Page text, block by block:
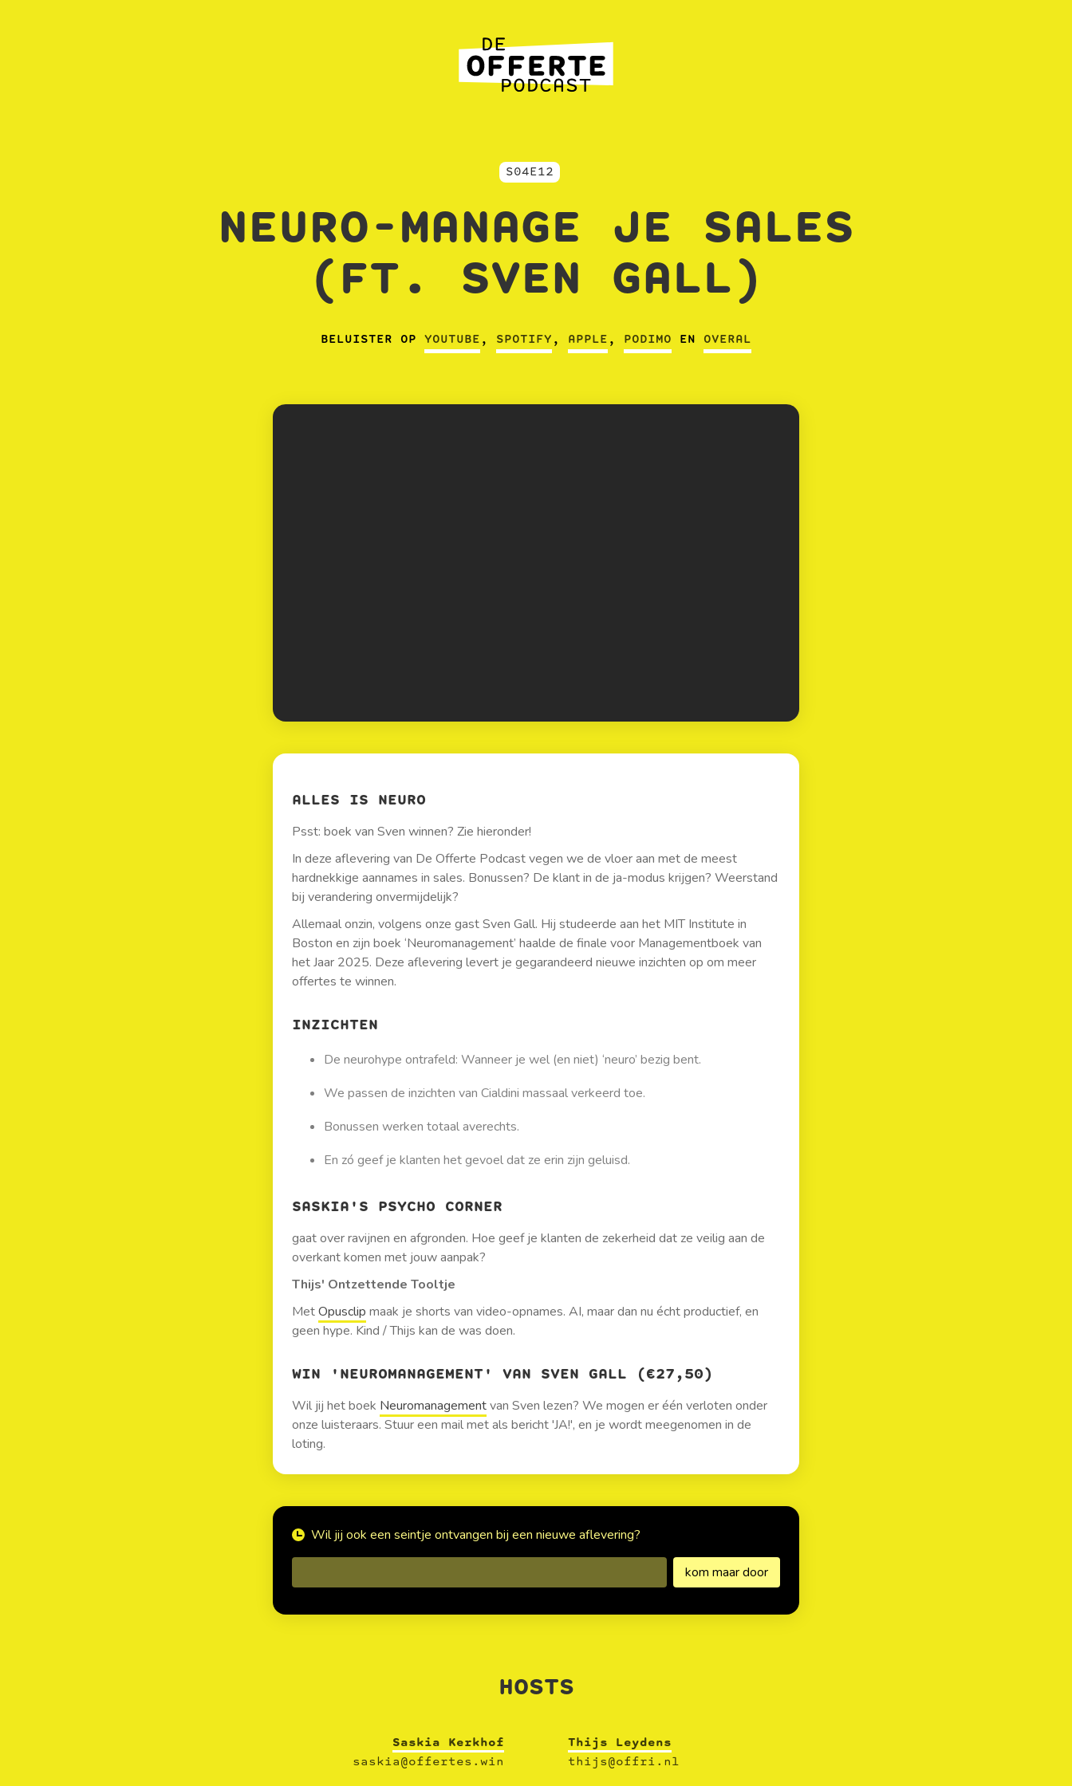
S04E12
NEURO-MANAGE JE SALES
(FT. SVEN GALL)
BELUISTER OP YOUTUBE , SPOTIFY , APPLE , PODIMO EN OVERAL
ALLES IS NEURO
Psst: boek van Sven winnen? Zie hieronder!
In deze aflevering van De Offerte Podcast vegen we de vloer aan met de meest
hardnekkige aannames in sales. Bonussen? De klant in de ja-modus krijgen? Weerstand
bij verandering onvermijdelijk?
Allemaal onzin, volgens onze gast Sven Gall. Hij studeerde aan het MIT Institute in
Boston en zijn boek ‘Neuromanagement’ haalde de finale voor Managementboek van
het Jaar 2025. Deze aflevering levert je gegarandeerd nieuwe inzichten op om meer
offertes te winnen.
INZICHTEN
De neurohype ontrafeld: Wanneer je wel (en niet) ‘neuro’ bezig bent.
We passen de inzichten van Cialdini massaal verkeerd toe.
Bonussen werken totaal averechts.
En zó geef je klanten het gevoel dat ze erin zijn geluisd.
SASKIA'S PSYCHO CORNER
gaat over ravijnen en afgronden. Hoe geef je klanten de zekerheid dat ze veilig aan de
overkant komen met jouw aanpak?
Thijs' Ontzettende Tooltje
MetOpusclip maak je shorts van video-opnames. AI, maar dan nu écht productief, en
geen hype. Kind / Thijs kan de was doen.
WIN 'NEUROMANAGEMENT' VAN SVEN GALL (€27,50)
Wil jij het boek Neuromanagementvan Sven lezen? We mogen er één verloten onder
onze luisteraars. Stuur een mail met als bericht 'JA!', en je wordt meegenomen in de
loting.
Wil jij ook een seintje ontvangen bij een nieuwe aflevering?
HOSTS
Saskia Kerkhof
saskia@offertes.win
Thijs Leydens
thijs@offri.nl